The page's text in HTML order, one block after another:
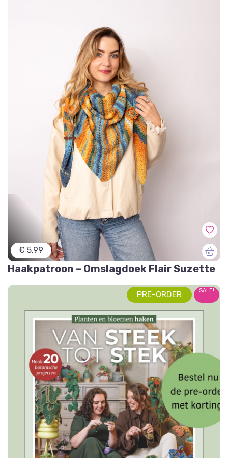
€ 5,99
Haakpatroon – Omslagdoek Flair Suzette
PRE-ORDER SALE!